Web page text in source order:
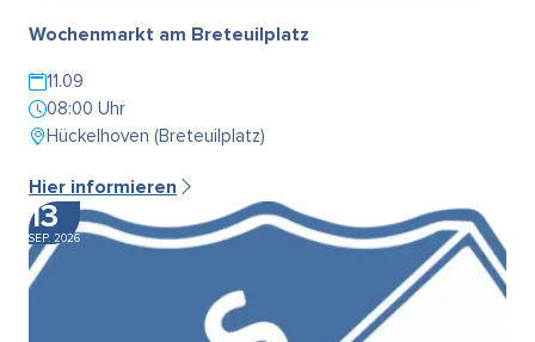
Wochenmarkt am Breteuilplatz
11.09
08:00 Uhr
Hückelhoven (Breteuilplatz)
Hier informieren
13
SEP. 2026